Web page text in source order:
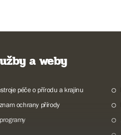
a weby
péče o přírodu a krajinu
ochrany přírody